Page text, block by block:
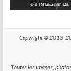
Copyright © 2013-
Toutes les images,